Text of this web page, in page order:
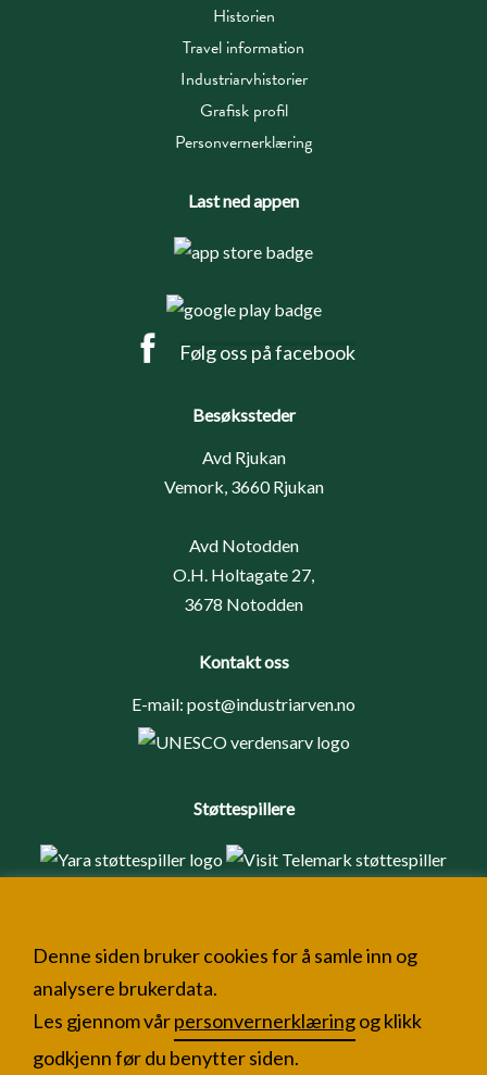
Historien
Travel information
Industriarvhistorier
Grafisk profil
Personvernerklæring
Last ned appen
Følg oss på facebook
Besøkssteder
Avd Rjukan
Vemork, 3660 Rjukan
Avd Notodden
O.H. Holtagate 27,
3678 Notodden
Kontakt oss
E-mail: post@industriarven.no
Støttespillere
Denne siden bruker cookies for å samle inn og
analysere brukerdata.
Les gjennom vårpersonvernerklæringog klikk
godkjenn før du benytter siden.